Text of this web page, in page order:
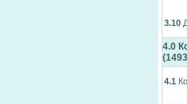
3.10
4.0
4.1